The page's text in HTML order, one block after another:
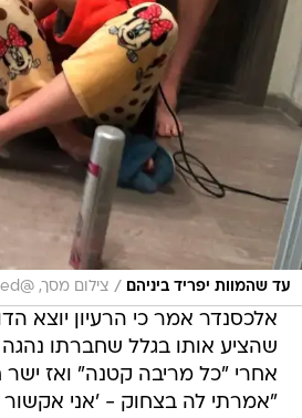
עד שהמוות יפריד ביניהם / צילום מסך, @wecontacted
אלכסנדר אמר כי הרעיון יוצא
שהציע אותו בגלל שחברתו
אחרי "כל מריבה קטנה" ואז ישר
"אמרתי לה בצחוק - 'אני